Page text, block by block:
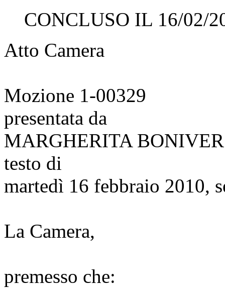
CONCLUSO IL 16/02/
Atto Camera
Mozione 1-00329
presentata da
MARGHERITA BONIVER
testo di
martedì 16 febbraio 2010,
La Camera,
premesso che: